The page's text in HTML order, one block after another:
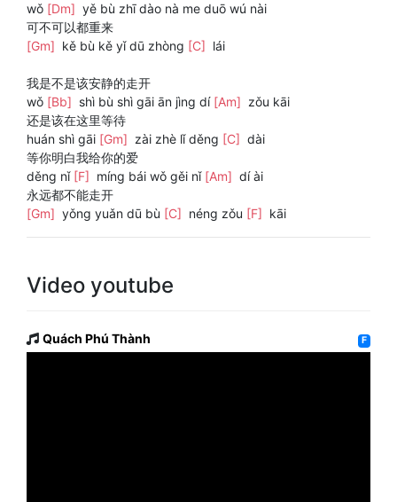
wǒ [Dm] yě bù zhī dào nà me duō wú nài
可不可以都重来
[Gm] kě bù kě yǐ dū zhòng [C] lái
我是不是该安静的走开
wǒ [Bb] shì bù shì gāi ān jìng dí [Am] zǒu kāi
还是该在这里等待
huán shì gāi [Gm] zài zhè lǐ děng [C] dài
等你明白我给你的爱
děng nǐ [F] míng bái wǒ gěi nǐ [Am] dí ài
永远都不能走开
[Gm] yǒng yuǎn dū bù [C] néng zǒu [F] kāi
Video youtube
Quách Phú Thành F